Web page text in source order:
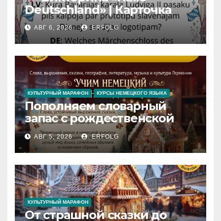
Deutschland» | Карточка
№46
Замок вдохновения
Iedvesmas pils / Schloss der
Inspiration
АВГ 6, 2026 ERFOLG
КУЛЬТУРНЫЙ МАРАФОН КУРСЫ НЕМЕЦКОГО ЯЗЫКА
Пополняем словарный
запас с рождественской
сказкой! Учим немецкий
вместе с Lebkuchenhaus
АВГ 5, 2026 ERFOLG
КУЛЬТУРНЫЙ МАРАФОН
От страшной сказки до